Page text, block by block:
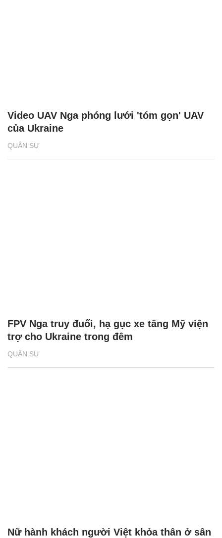
QUÂN SỰ
Video UAV Nga phóng lưới 'tóm gọn' UAV
của Ukraine
QUÂN SỰ
FPV Nga truy đuổi, hạ gục xe tăng Mỹ viện
trợ cho Ukraine trong đêm
Nữ hành khách người Việt khỏa thân ở sân